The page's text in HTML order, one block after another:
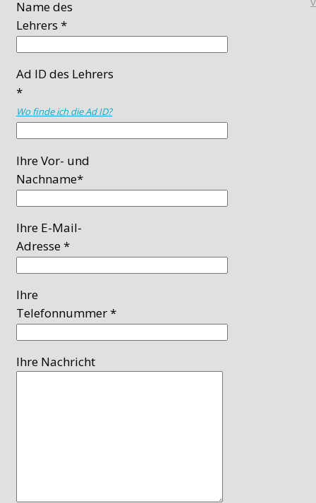
Name des
Lehrers *
Ad ID des Lehrers
*
Wo finde ich die Ad ID?
Ihre Vor- und
Nachname*
Ihre E-Mail-
Adresse *
Ihre
Telefonnummer *
Ihre Nachricht